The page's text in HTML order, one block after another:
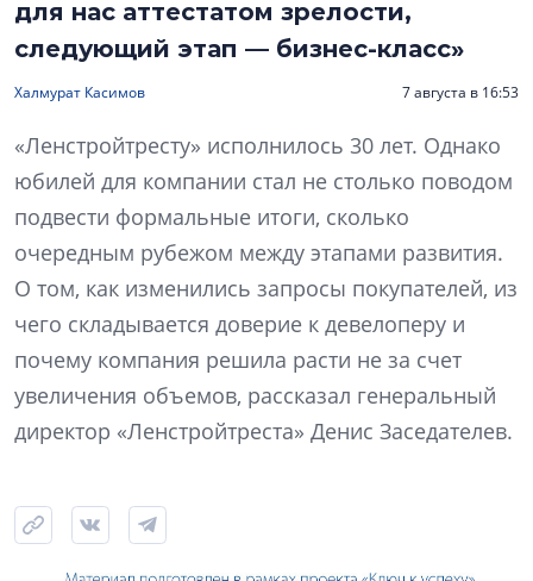
для нас аттестатом зрелости,
следующий этап — бизнес-класс»
Халмурат Касимов 7 августа в 16:53
«Ленстройтресту» исполнилось 30 лет. Однако
юбилей для компании стал не столько поводом
подвести формальные итоги, сколько
очередным рубежом между этапами развития.
О том, как изменились запросы покупателей, из
чего складывается доверие к девелоперу и
почему компания решила расти не за счет
увеличения объемов, рассказал генеральный
директор «Ленстройтреста» Денис Заседателев.